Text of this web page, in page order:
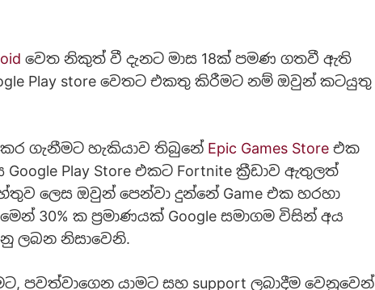
වෙත නිකුත් වී දැනට මාස 18ක් පමණ ගතවී ඇති
Play store වෙතට එකතු කිරීමට නම් ඔවුන් කටයුතු
කර ගැනීමට හැකියාව තිබුනේ Epic Games Store එක
Play Store එකට Fortnite ක්‍රීඩාව ඇතුලත්
ලෙස ඔවුන් පෙන්වා දුන්නේ Game එක හරහා
30% ක ප්‍රමාණයක් Google සමාගම විසින් අය
ලබන නිසාවෙනි.
පවත්වාගෙන යාමට සහ support ලබාදීම වෙනුවෙන්